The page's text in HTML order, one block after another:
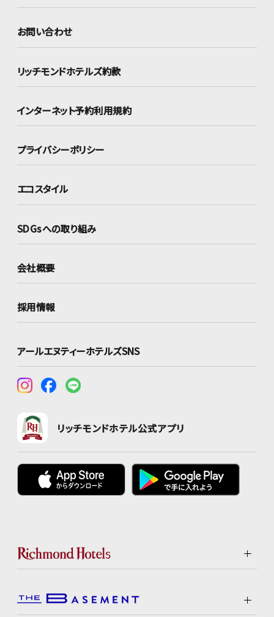
お問い合わせ
リッチモンドホテルズ約款
インターネット予約利用規約
プライバシーポリシー
エコスタイル
SDGsへの取り組み
会社概要
採用情報
アールエヌティーホテルズSNS
リッチモンドホテル公式アプリ